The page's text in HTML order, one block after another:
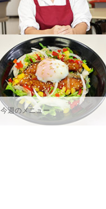
今週のメニュー